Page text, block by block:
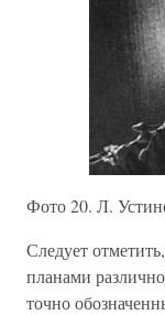
Фото 20. Л.
Следует
планами
точно